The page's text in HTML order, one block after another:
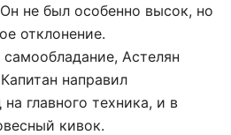
не был особенно высок, но
отклонение.
Астелян
направил
главного техника, и в
кивок.